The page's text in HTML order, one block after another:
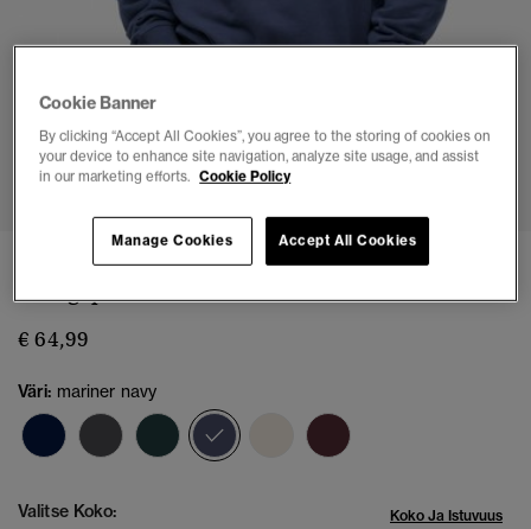
1 2 3 4 5
Pyöreäkauluksinen rento Athletic Essentials -
collegepaita
€ 64,99
Väri: mariner navy
Valitse Koko: Koko Ja Istuvuus
Cookie Banner
By clicking “Accept All Cookies”, you agree to the storing of cookies on
your device to enhance site navigation, analyze site usage, and assist
in our marketing efforts. Cookie Policy
Accept All Cookies
Manage Cookies